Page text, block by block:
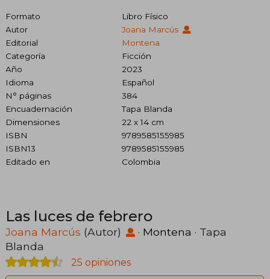
Formato
Libro Físico
Autor
Joana Marcús
Editorial
Montena
Categoría
Ficción
Año
2023
Idioma
Español
N° páginas
384
Encuadernación
Tapa Blanda
Dimensiones
22 x 14 cm
ISBN
9789585155985
ISBN13
9789585155985
Editado en
Colombia
Las luces de febrero
Joana Marcús (Autor) · Montena · Tapa
Blanda
25 opiniones